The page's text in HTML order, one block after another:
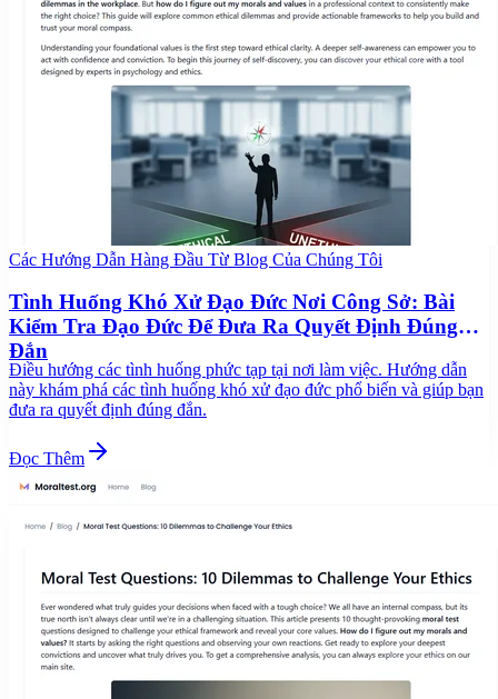
Các Hướng Dẫn Hàng Đầu Từ Blog Của Chúng Tôi
Tình Huống Khó Xử Đạo Đức Nơi Công Sở: Bài
Kiểm Tra Đạo Đức Để Đưa Ra Quyết Định Đúng
Đắn
Điều hướng các tình huống phức tạp tại nơi làm việc. Hướng dẫn
này khám phá các tình huống khó xử đạo đức phổ biến và giúp bạn
đưa ra quyết định đúng đắn.
Đọc Thêm